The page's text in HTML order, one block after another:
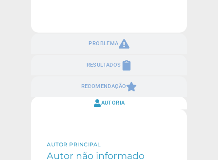
PROBLEMA
RESULTADOS
RECOMENDAÇÃO
AUTORIA
AUTOR PRINCIPAL
Autor não informado